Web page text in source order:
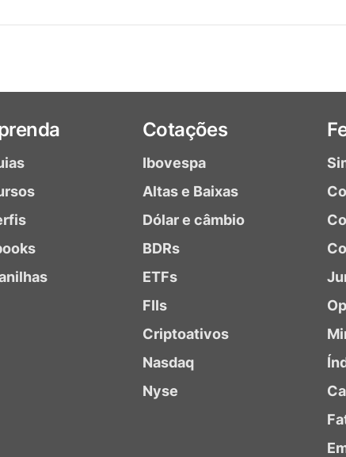
Cotações
Ibovespa
Altas e Baixas
Dólar e câmbio
BDRs
ETFs
FIIs
Criptoativos
Nasdaq
Nyse